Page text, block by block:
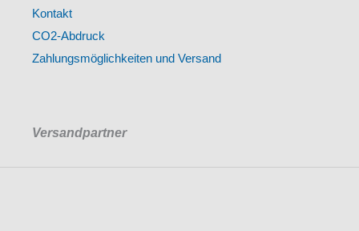
Kontakt
CO2-Abdruck
Zahlungsmöglichkeiten und Versand
Versandpartner